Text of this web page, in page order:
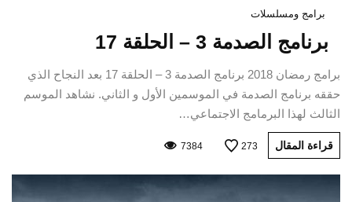
برامج ومسلسلات
برنامج الصدمة 3 – الحلقة 17
برامج رمضان 2018 برنامج الصدمة 3 – الحلقة 17 بعد النجاح الذي
حققه برنامج الصدمة في الموسمين الأول و الثاني. نشاهد الموسم
الثالث لهذا البرمامج الاجتماعي…
قراءة المقال 273
7384